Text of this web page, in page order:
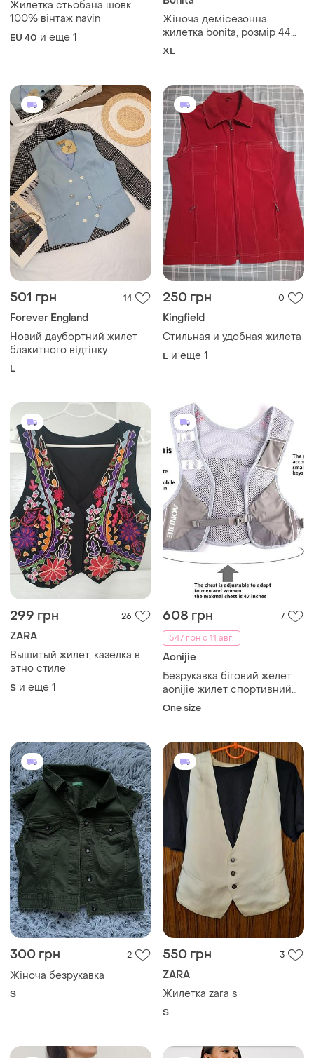
Жилетка стьобана шовк
100% вінтаж navin
EU 40 и еще 1
Жіноча демісезонна
жилетка bonita, розмір 44
стильна жіноча жилетка
XL
501 грн 14
Forever England
Новий даубортний жилет
блакитного відтінку
L
250 грн 0
Kingfield
Стильная и удобная жилета
L и еще 1
299 грн 26
ZARA
Вышитый жилет, казелка в
этно стиле
S и еще 1
608 грн
7
547 грн с 11 авг.
Aonijie
Безрукавка біговий желет
aonijie жилет спортивний
гідратаціональний рюкзак
One size
300 грн 2
Жіноча безрукавка
S
550 грн 3
ZARA
Жилетка zara s
S